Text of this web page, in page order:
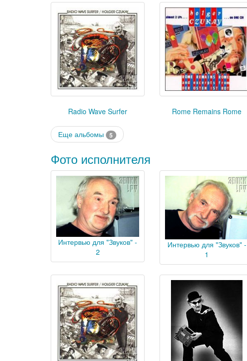
Radio Wave Surfer Rome Remains Rome
Еще альбомы 5
Фото исполнителя
Интервью для "Звуков" -
2
Интервью для "Звуков" -
1